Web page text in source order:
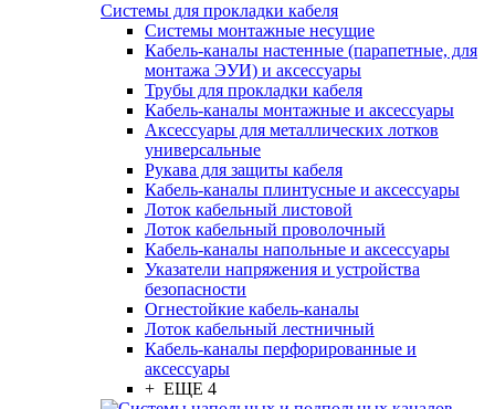
Системы для прокладки кабеля
Системы монтажные несущие
Кабель-каналы настенные (парапетные, для
монтажа ЭУИ) и аксессуары
Трубы для прокладки кабеля
Кабель-каналы монтажные и аксессуары
Аксессуары для металлических лотков
универсальные
Рукава для защиты кабеля
Кабель-каналы плинтусные и аксессуары
Лоток кабельный листовой
Лоток кабельный проволочный
Кабель-каналы напольные и аксессуары
Указатели напряжения и устройства
безопасности
Огнестойкие кабель-каналы
Лоток кабельный лестничный
Кабель-каналы перфорированные и
аксессуары
+ ЕЩЕ 4